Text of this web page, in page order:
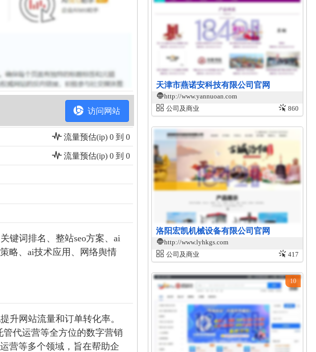
访问网站
流量预估(ip) 0 到 0
流量预估(ip) 0 到 0
键词排名、整站seo方案、ai
略、ai技术应用、网络舆情
升网站流量和订单转化率。
代运营等全方位的数字营销
营等多个领域，旨在帮助企
天津市燕诺安科技有限公司官网
http://www.yannuoan.com
公司及商业
860
洛阳宏凯机械设备有限公司官网
http://www.lyhkgs.com
公司及商业
417
10